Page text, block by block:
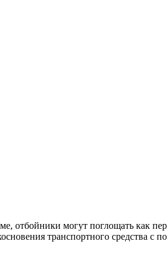
отбойники могут поглощать как
транспортного средства с